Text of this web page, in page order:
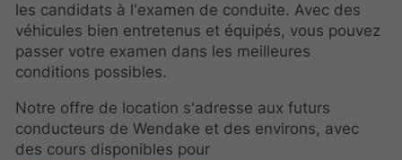
les candidats à l'examen de conduite. Avec des
véhicules bien entretenus et équipés, vous pouvez
passer votre examen dans les meilleures
conditions possibles.
Notre offre de location s'adresse aux futurs
conducteurs de Wendake et des environs, avec
des cours disponibles pour